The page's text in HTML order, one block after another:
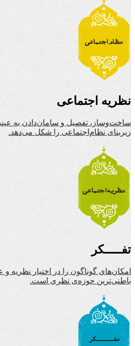
نظریه اجتماعی
ساخت‌وساز، تفصیل و سامان‌دادن به
زیربنای نظام‌اجتماعی را شکل می‌دهد.
تفـــــکر
امکان‌های گوناگون را در اختیار نظریه
باطنی‌ترین حوزه‌ی نظری است.